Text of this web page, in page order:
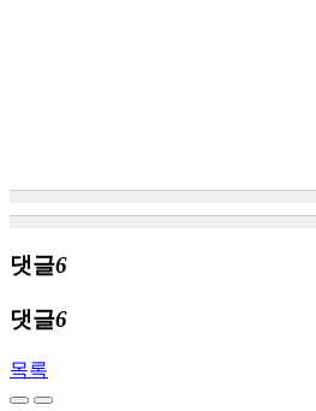
댓글6
댓글6
목록